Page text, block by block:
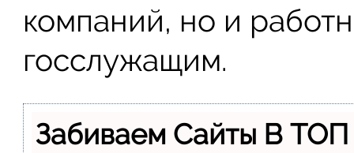
компаний, но и
госслужащим.
Забиваем Сайты В